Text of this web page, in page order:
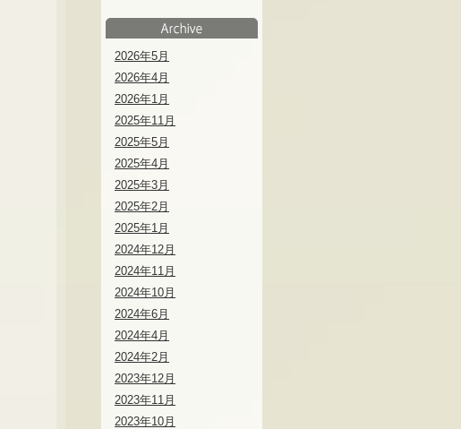
2026年5月
2026年4月
2026年1月
2025年11月
2025年5月
2025年4月
2025年3月
2025年2月
2025年1月
2024年12月
2024年11月
2024年10月
2024年6月
2024年4月
2024年2月
2023年12月
2023年11月
2023年10月